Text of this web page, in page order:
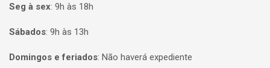
Seg à sex: 9h às 18h
Sábados: 9h às 13h
Domingos e feriados: Não haverá expediente